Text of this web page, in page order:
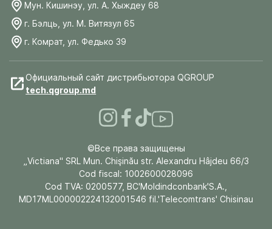
Мун. Кишинэу, ул. А. Хыждеу 68
г. Бэлць, ул. М. Витязул 65
г. Комрат, ул. Федько 39
Официальный сайт дистрибьютора QGROUP
tech.qgroup.md
©Все права защищены
„Victiana" SRL Mun. Chişinău str. Alexandru Hâjdeu 66/3
Cod fiscal: 1002600028096
Cod TVA: 0200577, BC'Moldindconbank'S.A.,
MD17ML000002224132001546 fil.'Telecomtrans' Chisinau